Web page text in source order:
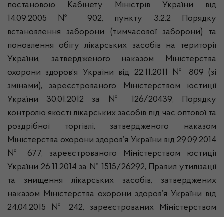
постановою Кабінету Міністрів України від
14.09.2005 № 902, пункту 3.2.2 Порядку
встановлення заборони (тимчасової заборони) та
поновлення обігу лікарських засобів на території
України, затвердженого наказом Міністерства
охорони здоров’я України від 22.11.2011 № 809 (зі
змінами), зареєстрованого Міністерством юстиції
України 30.01.2012 за № 126/20439, Порядку
контролю якості лікарських засобів під час оптової та
роздрібної торгівлі, затвердженого наказом
Міністерства охорони здоров’я України від 29.09.2014
№ 677, зареєстрованого Міністерством юстиції
України 26.11.2014 за № 1515/26292, Правил утилізації
та знищення лікарських засобів, затверджених
наказом Міністерства охорони здоров’я України від
24.04.2015 № 242, зареєстрованих Міністерством